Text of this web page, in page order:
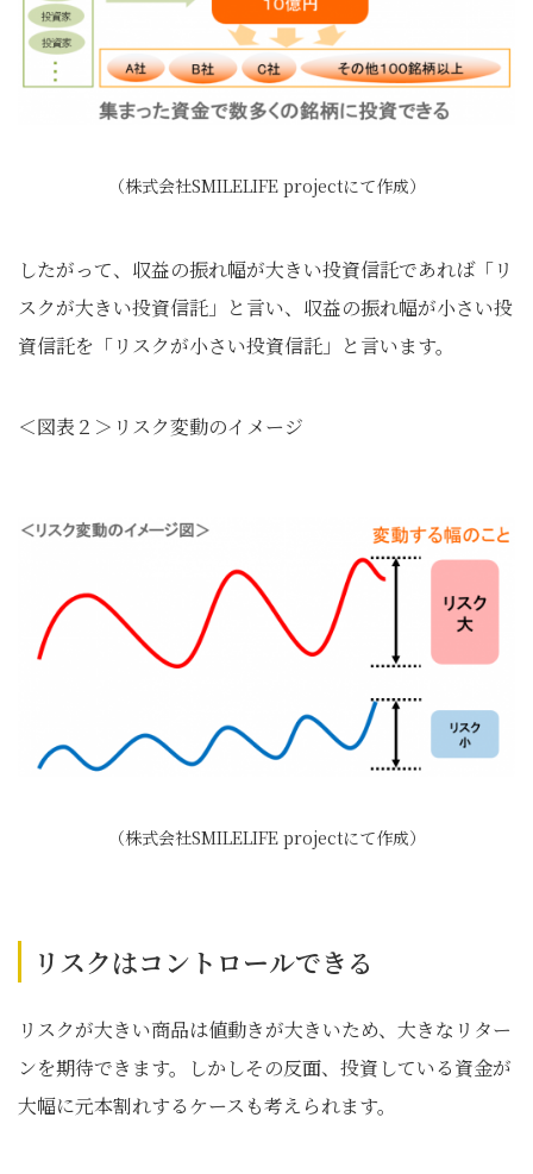
（株式会社SMILELIFE projectにて作成）
したがって、収益の振れ幅が大きい投資信託であれば「リ
スクが大きい投資信託」と言い、収益の振れ幅が小さい投
資信託を「リスクが小さい投資信託」と言います。
＜図表２＞リスク変動のイメージ
（株式会社SMILELIFE projectにて作成）
リスクはコントロールできる
リスクが大きい商品は値動きが大きいため、大きなリター
ンを期待できます。しかしその反面、投資している資金が
大幅に元本割れするケースも考えられます。